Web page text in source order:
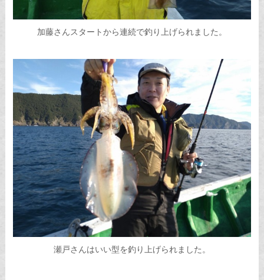
加藤さんスタートから連続で釣り上げられました。
瀬戸さんはいい型を釣り上げられました。